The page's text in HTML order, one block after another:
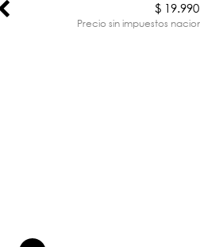
$ 19.990
Precio sin impuestos